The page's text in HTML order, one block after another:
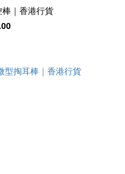
｜香港行貨